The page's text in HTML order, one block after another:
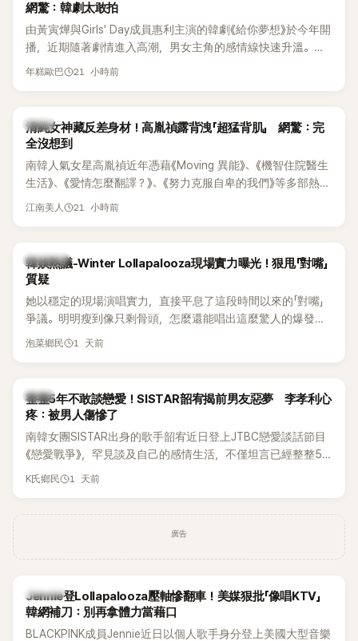
網驚：韓劇太敢拍
由黃寅燁與Girls' Day成員惠利主演的韓劇《給你夢想》於今年開
播，近期隨著劇情進入高潮，男女主角的感情線快速升溫。最
新播出的第8集不僅上演火辣吻戲，更接連出現床戲橋段，讓
年糕歐巴 21 小時前
韓星
清純女神藏反差身材！高胤禎露背洩「超猛背肌」 網驚：完
全沒想到
南韓人氣女星高胤禎近年憑藉《Moving 異能》、《機智住院醫生
生活》、《愛情怎麼翻譯？》、《努力克服自卑的我們》等多部熱門
作品，躍升為韓劇新一代女神代表，不僅演技備受肯定，精緻
細身材下的超狂背肌與肩膀線條，反差感十足，讓不少網友看
傻直呼：「原來她身材這麼猛！」
江南美人 21 小時前
熱議討論
韓娛熱議-Winter Lollapalooza現場實力曝光！狠甩「對嘴」
質疑
她以穩定的現場演唱實力，直接平息了這段時間以來的「對嘴」
爭議。明明瘦到像只剩骨頭，怎麼還能唱出這麼驚人的爆發力
和音量？
泡菜鄉民 1 天前
韓星
整整5年不敢談戀愛！SISTAR韶宥揭前男友惡夢 李孝利心
疼：被男人傷慘了
南韓女團SISTAR出身的歌手韶宥近日登上JTBC戀愛談話節目
《戀愛戰爭》，罕見談及自己的感情生活，不僅坦言已經整整5
年沒有談戀愛，更首度透露空窗至今的原因，全與上一段戀情
K氏鄉民 1 天前
廣告
K-POP
Jennie登Lollapalooza壓軸慘翻車！美媒狠批「像唱KTV」
韓網補刀：別再拿體力當藉口
BLACKPINK成員Jennie近日以個人歌手身分登上美國大型音樂